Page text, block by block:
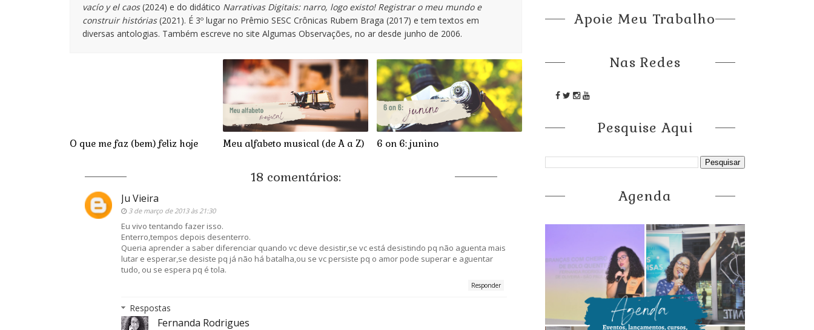
vacío y el caos(2024) e do didático Narrativas Digitais: narro, logo existo! Registrar o meu mundo e
construir histórias(2021). É 3º lugar no Prêmio SESC Crônicas Rubem Braga (2017) e tem textos em
diversas antologias. Também escreve no site Algumas Observações, no ar desde junho de 2006.
O que me faz (bem) feliz hoje Meu alfabeto musical (de A a Z) 6 on 6: junino
18 comentários:
Ju Vieira
3 de março de 2013 às 21:30
Eu vivo tentando fazer isso.
Enterro,tempos depois desenterro.
Queria aprender a saber diferenciar quando vc deve desistir,se vc está desistindo pq não aguenta mais
lutar e esperar,se desiste pq já não há batalha,ou se vc persiste pq o amor pode superar e aguentar
tudo, ou se espera pq é tola.
Responder
Respostas
Fernanda Rodrigues
Apoie Meu Trabalho
Nas Redes
Pesquise Aqui
Agenda